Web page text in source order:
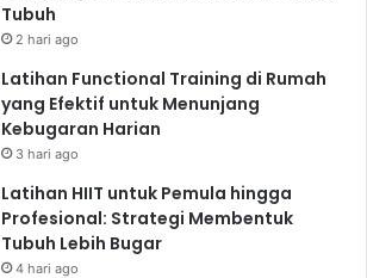
Tubuh
2 hari ago
Latihan Functional Training di Rumah
yang Efektif untuk Menunjang
Kebugaran Harian
3 hari ago
Latihan HIIT untuk Pemula hingga
Profesional: Strategi Membentuk
Tubuh Lebih Bugar
4 hari ago